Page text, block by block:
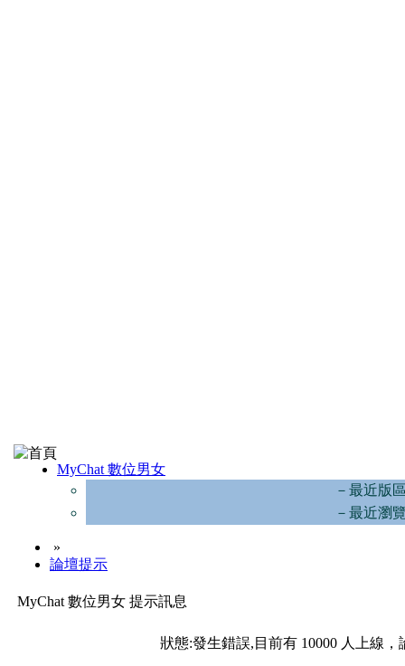
MyChat 數位男女
－最近版
－最近瀏
»
論壇提示
MyChat 數位男女 提示訊息
狀態:發生錯誤,目前有 10000 人上線